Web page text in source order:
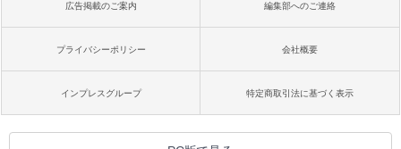
広告掲載のご案内 編集部へのご連絡
プライバシーポリシー 会社概要
インプレスグループ 特定商取引法に基づく表示